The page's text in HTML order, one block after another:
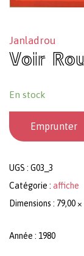
Janladrou
Voir
En stock
Emprunter
UGS : G03_3
Catégorie : affiche
Dimensions : 79,00
Année : 1980